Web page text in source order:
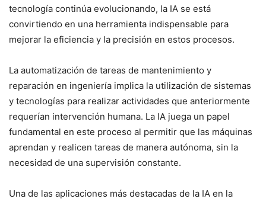
tecnología continúa evolucionando, la IA se está
convirtiendo en una herramienta indispensable para
mejorar la eficiencia y la precisión en estos procesos.
La automatización de tareas de mantenimiento y
reparación en ingeniería implica la utilización de sistemas
y tecnologías para realizar actividades que anteriormente
requerían intervención humana. La IA juega un papel
fundamental en este proceso al permitir que las máquinas
aprendan y realicen tareas de manera autónoma, sin la
necesidad de una supervisión constante.
Una de las aplicaciones más destacadas de la IA en la